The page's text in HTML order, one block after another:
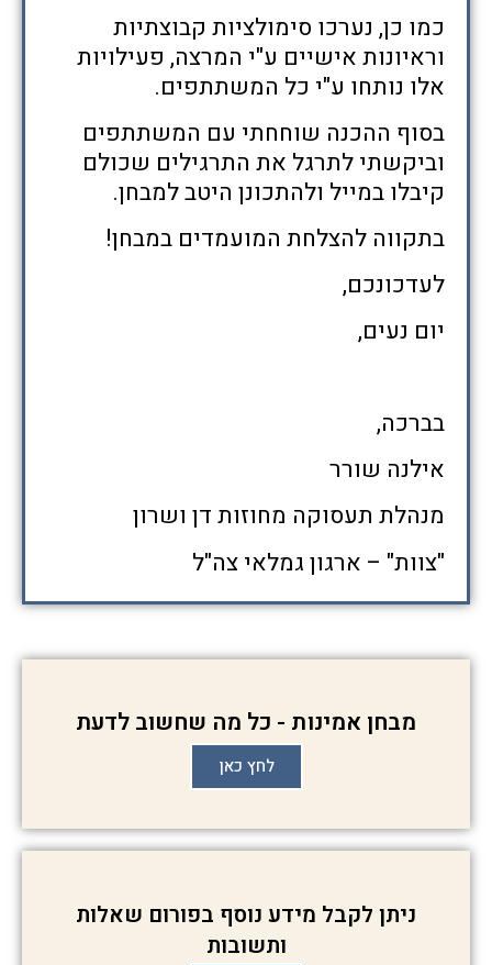
כמו כן, נערכו סימולציות קבוצתיות
וראיונות אישיים ע"י המרצה, פעילויות
אלו נותחו ע"י כל המשתתפים.
בסוף ההכנה שוחחתי עם המשתתפים
וביקשתי לתרגל את התרגילים שכולם
קיבלו במייל ולהתכונן היטב למבחן.
בתקווה להצלחת המועמדים במבחן!
לעדכונכם,
יום נעים,
בברכה,
אילנה שורר
מנהלת תעסוקה מחוזות דן ושרון
"צוות" – ארגון גמלאי צה"ל
מבחן אמינות - כל מה שחשוב לדעת
לחץ כאן
ניתן לקבל מידע נוסף בפורום שאלות
ותשובות